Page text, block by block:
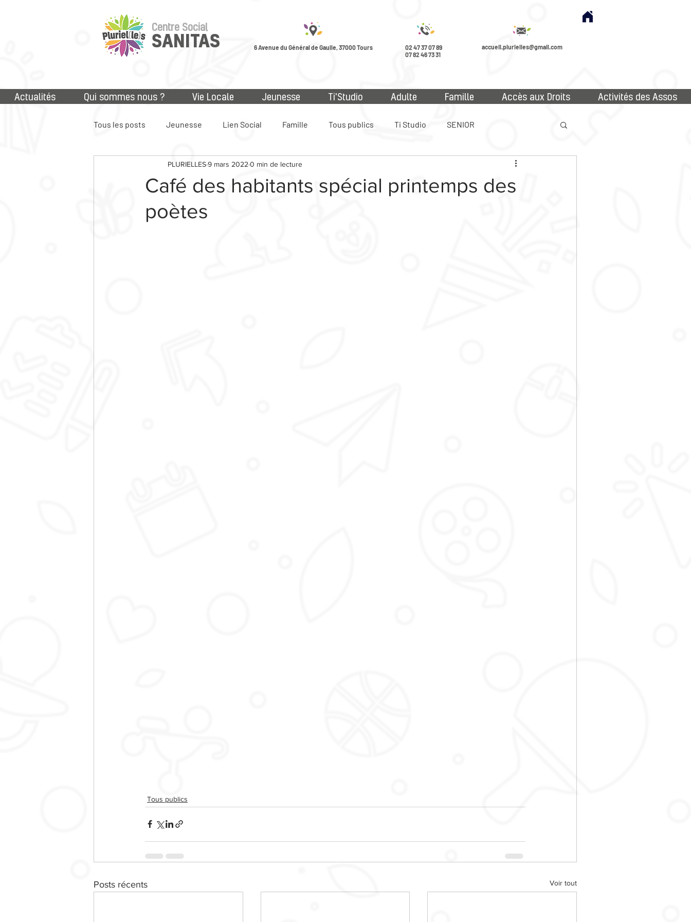
Centre Social
SANITAS 6 Avenue du Général de Gaulle, 37000 Tours
02 47 37 07 89
07 82 46 73 31
accueil.plurielles@gmail.com
Actualités Qui sommes nous ? Vie Locale Jeunesse Ti'Studio Adulte Famille Accès aux Droits Activités des Assos
Tous les posts Jeunesse Lien Social Famille Tous publics Ti Studio SENIOR
Accès aux droits Numérique
Café des habitants spécial printemps des
poètes
PLURIELLES9 mars 2022 0 min de lecture
Tous publics
Posts récents Voir tout